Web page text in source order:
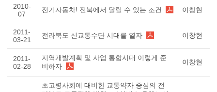
2010-
07
전기자동차! 전북에서 달릴 수 있는 조건 이창현
2011-
03-21
전라북도 신교통수단 시대를 열자 이창현
2011-
02-28
지역개발계획 및 사업 통합시대 이렇게 준
비하자
이창현
초고령사회에 대비한 교통약자 중심의 전